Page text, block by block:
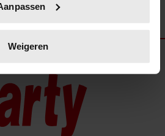
eigenschappen (fingerprinting)
in het
content en advertenties te
voor social media te bieden
te analyseren. Ook delen we
Weigeren